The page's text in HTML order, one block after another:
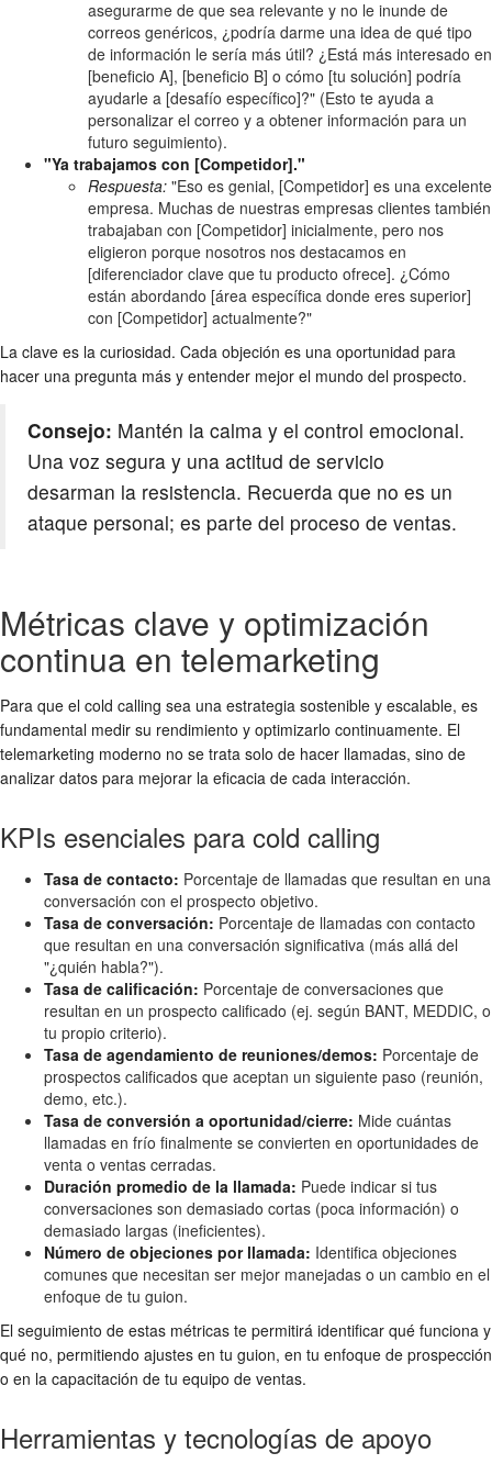
asegurarme de que sea relevante y no le inunde de
correos genéricos, ¿podría darme una idea de qué tipo
de información le sería más útil? ¿Está más interesado en
[beneficio A], [beneficio B] o cómo [tu solución] podría
ayudarle a [desafío específico]?" (Esto te ayuda a
personalizar el correo y a obtener información para un
futuro seguimiento).
"Ya trabajamos con [Competidor]."
Respuesta: "Eso es genial, [Competidor] es una excelente
empresa. Muchas de nuestras empresas clientes también
trabajaban con [Competidor] inicialmente, pero nos
eligieron porque nosotros nos destacamos en
[diferenciador clave que tu producto ofrece]. ¿Cómo
están abordando [área específica donde eres superior]
con [Competidor] actualmente?"
La clave es la curiosidad. Cada objeción es una oportunidad para
hacer una pregunta más y entender mejor el mundo del prospecto.
Consejo: Mantén la calma y el control emocional.
Una voz segura y una actitud de servicio
desarman la resistencia. Recuerda que no es un
ataque personal; es parte del proceso de ventas.
Métricas clave y optimización
continua en telemarketing
Para que el cold calling sea una estrategia sostenible y escalable, es
fundamental medir su rendimiento y optimizarlo continuamente. El
telemarketing moderno no se trata solo de hacer llamadas, sino de
analizar datos para mejorar la eficacia de cada interacción.
KPIs esenciales para cold calling
Tasa de contacto: Porcentaje de llamadas que resultan en una
conversación con el prospecto objetivo.
Tasa de conversación: Porcentaje de llamadas con contacto
que resultan en una conversación significativa (más allá del
"¿quién habla?").
Tasa de calificación: Porcentaje de conversaciones que
resultan en un prospecto calificado (ej. según BANT, MEDDIC, o
tu propio criterio).
Tasa de agendamiento de reuniones/demos: Porcentaje de
prospectos calificados que aceptan un siguiente paso (reunión,
demo, etc.).
Tasa de conversión a oportunidad/cierre: Mide cuántas
llamadas en frío finalmente se convierten en oportunidades de
venta o ventas cerradas.
Duración promedio de la llamada: Puede indicar si tus
conversaciones son demasiado cortas (poca información) o
demasiado largas (ineficientes).
Número de objeciones por llamada: Identifica objeciones
comunes que necesitan ser mejor manejadas o un cambio en el
enfoque de tu guion.
El seguimiento de estas métricas te permitirá identificar qué funciona y
qué no, permitiendo ajustes en tu guion, en tu enfoque de prospección
o en la capacitación de tu equipo de ventas.
Herramientas y tecnologías de apoyo